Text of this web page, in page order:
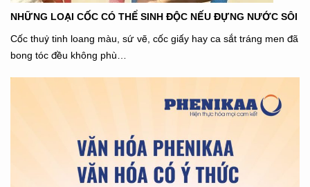
NHỮNG LOẠI CỐC CÓ THỂ SINH ĐỘC NẾU ĐỰNG NƯỚC SÔI
Cốc thuỷ tinh loang màu, sứ vẽ, cốc giấy hay ca sắt tráng men đã
bong tóc đều không phù…